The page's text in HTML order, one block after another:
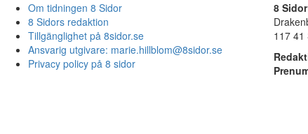
Om tidningen 8 Sidor
8 Sidors redaktion
Tillgänglighet på 8sidor.se
Ansvarig utgivare: marie.hillblom@8sidor.se
Privacy policy på 8 sidor
8 Sidor
117 41